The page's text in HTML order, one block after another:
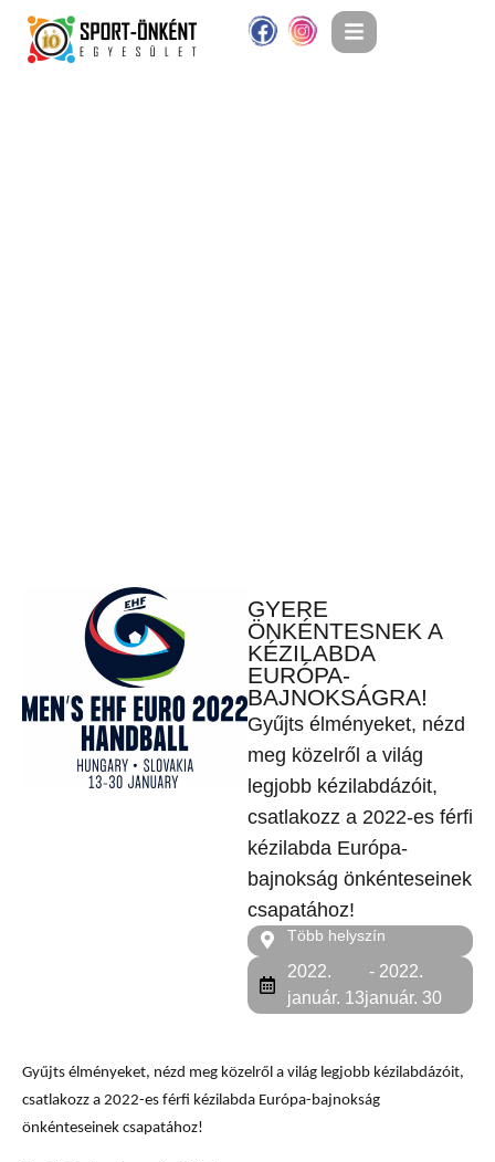
GYERE
ÖNKÉNTESNEK A
KÉZILABDA
EURÓPA-
BAJNOKSÁGRA!
Gyűjts élményeket, nézd
meg közelről a világ
legjobb kézilabdázóit,
csatlakozz a 2022-es férfi
kézilabda Európa-
bajnokság önkénteseinek
csapatához!
Több helyszín
2022.
január. 13
- 2022.
január. 30
Gyűjts élményeket, nézd meg közelről a világ legjobb kézilabdázóit,
csatlakozz a 2022-es férfi kézilabda Európa-bajnokság
önkénteseinek csapatához!